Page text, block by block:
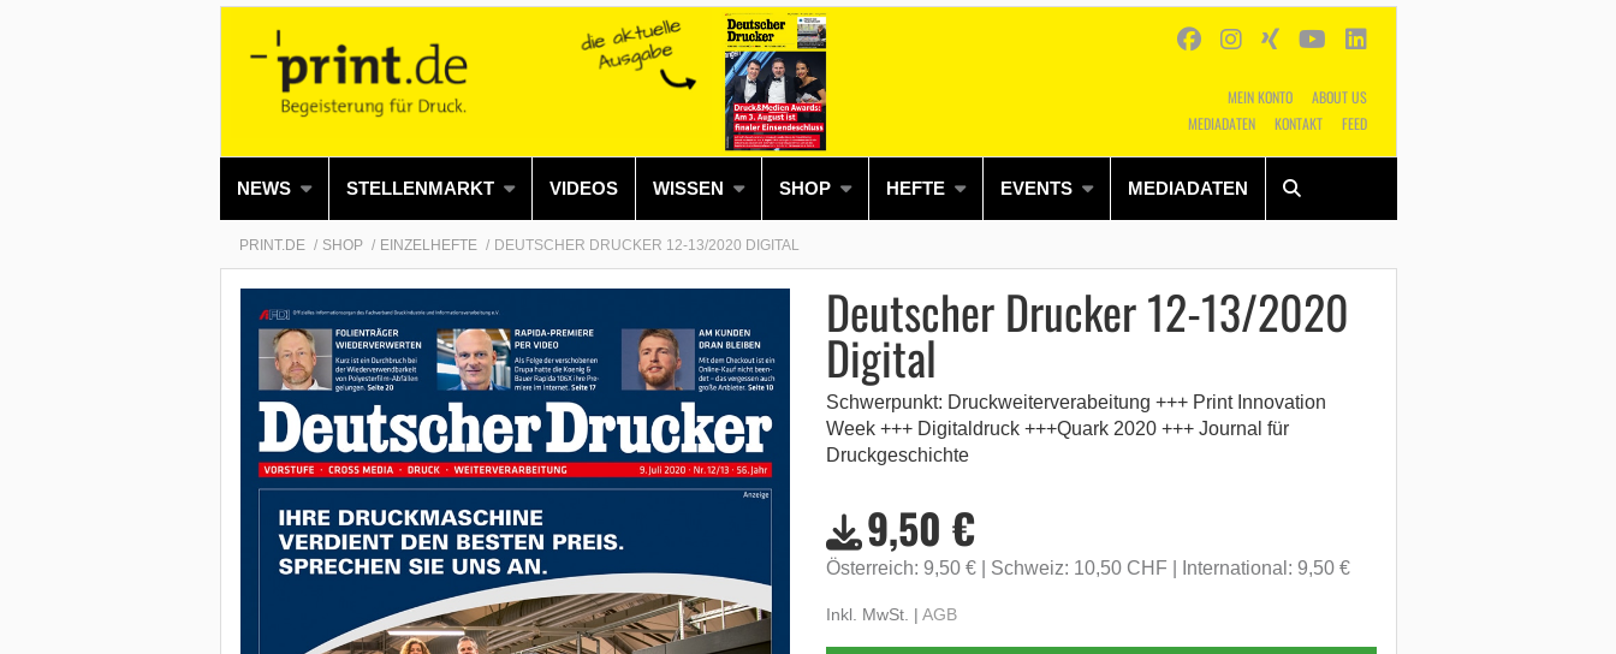
MEIN KONTO
ABOUT US
MEDIADATEN
KONTAKT FEED
NEWS STELLENMARKT VIDEOS WISSEN SHOP HEFTE EVENTS MEDIADATEN
Alles Shop SUCHEN
PRINT.DE SHOP EINZELHEFTE DEUTSCHER DRUCKER 12-13/2020 DIGITAL
Deutscher Drucker 12-13/2020
Digital
Schwerpunkt: Druckweiterverabeitung +++ Print Innovation
Week +++ Digitaldruck +++Quark 2020 +++ Journal für
Druckgeschichte
9,50 €
Österreich: 9,50 € Schweiz: 10,50 CHF International: 9,50 €
Inkl. MwSt. | AGB